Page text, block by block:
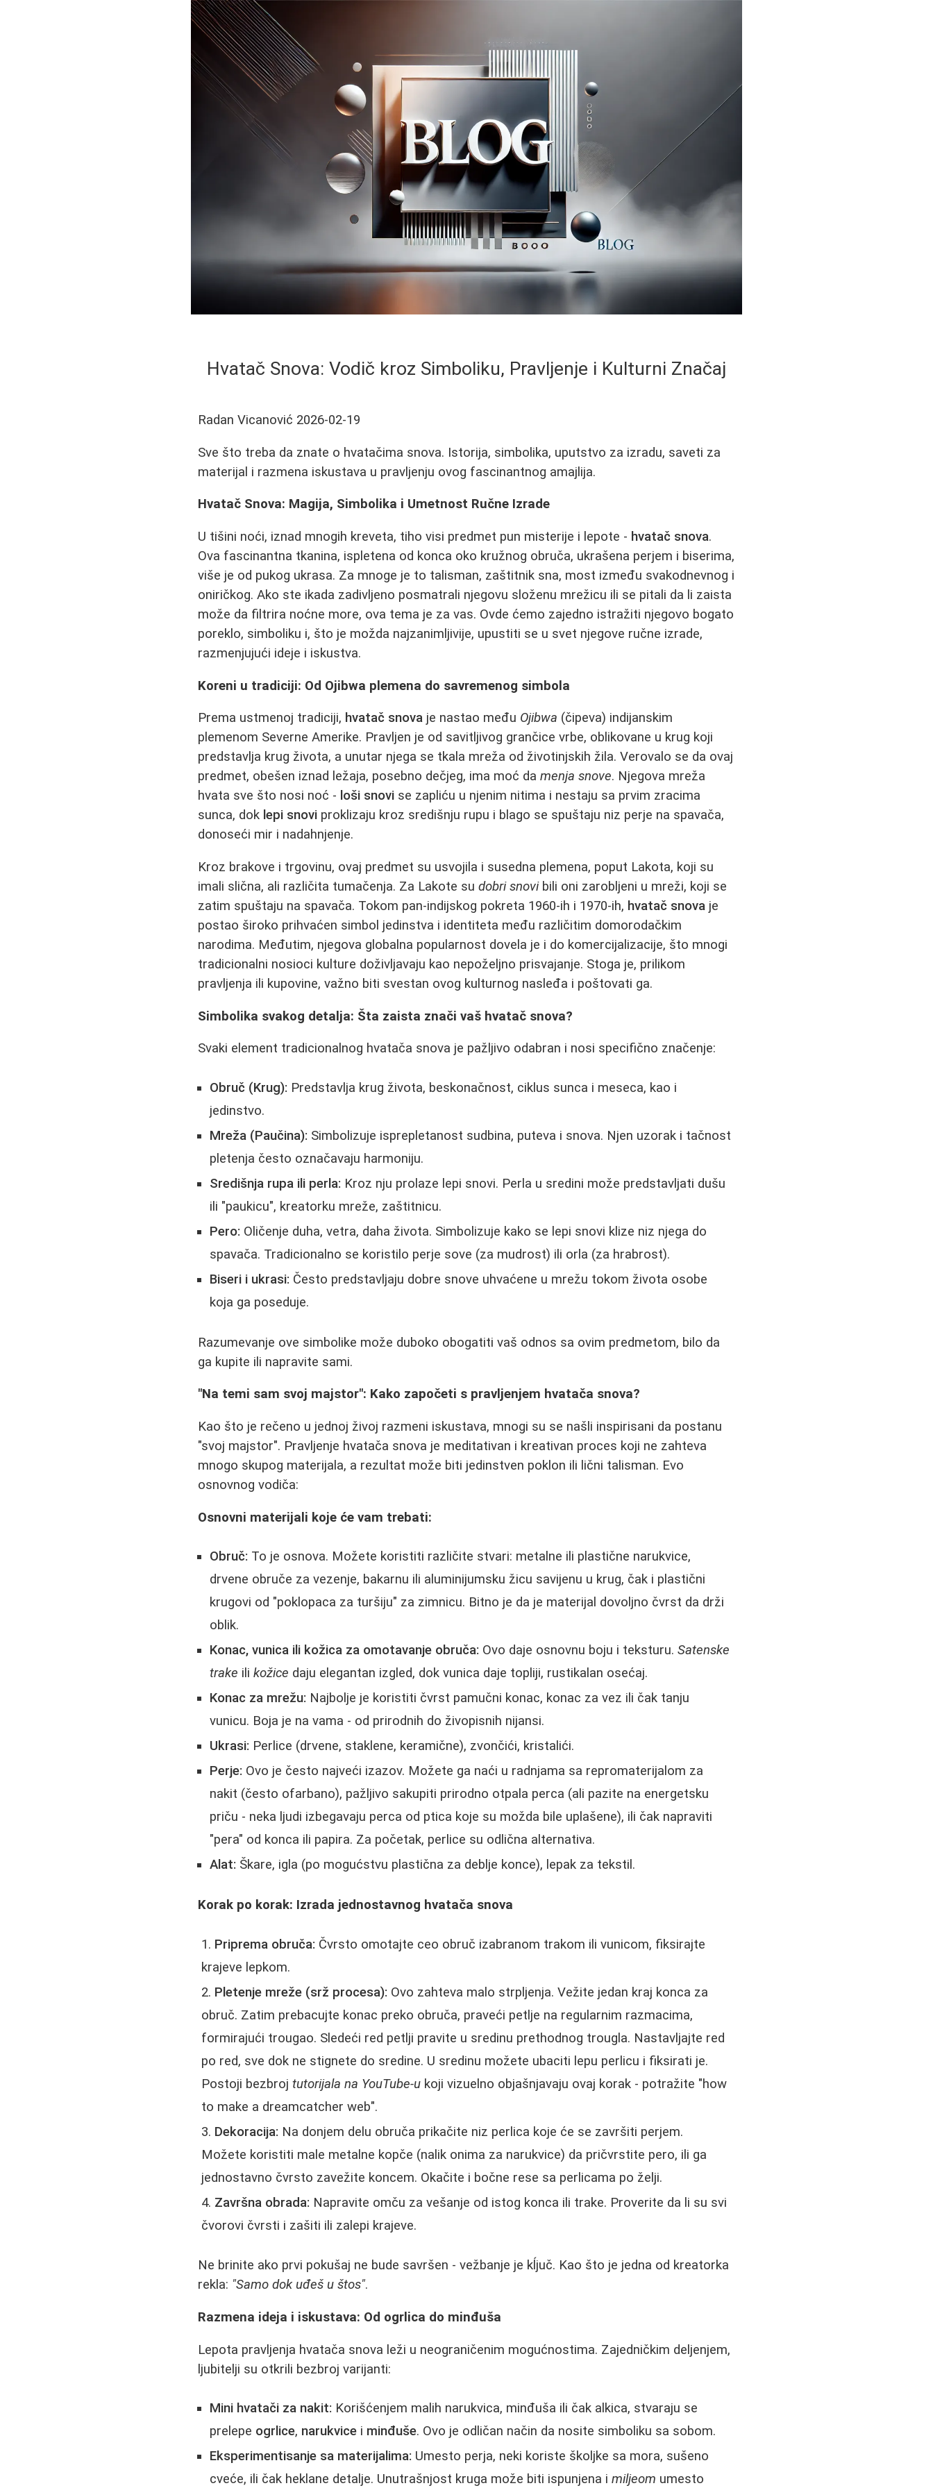
Hvatač Snova: Vodič kroz Simboliku, Pravljenje i Kulturni Značaj
Radan Vicanović 2026-02-19
Sve što treba da znate o hvatačima snova. Istorija, simbolika, uputstvo za izradu, saveti za
materijal i razmena iskustava u pravljenju ovog fascinantnog amajlija.
Hvatač Snova: Magija, Simbolika i Umetnost Ručne Izrade
U tišini noći, iznad mnogih kreveta, tiho visi predmet pun misterije i lepote - hvatač snova.
Ova fascinantna tkanina, ispletena od konca oko kružnog obruča, ukrašena perjem i biserima,
više je od pukog ukrasa. Za mnoge je to talisman, zaštitnik sna, most između svakodnevnog i
oniričkog. Ako ste ikada zadivljeno posmatrali njegovu složenu mrežicu ili se pitali da li zaista
može da filtrira noćne more, ova tema je za vas. Ovde ćemo zajedno istražiti njegovo bogato
poreklo, simboliku i, što je možda najzanimljivije, upustiti se u svet njegove ručne izrade,
razmenjujući ideje i iskustva.
Koreni u tradiciji: Od Ojibwa plemena do savremenog simbola
Prema ustmenoj tradiciji, hvatač snova je nastao među Ojibwa (čipeva) indijanskim
plemenom Severne Amerike. Pravljen je od savitljivog grančice vrbe, oblikovane u krug koji
predstavlja krug života, a unutar njega se tkala mreža od životinjskih žila. Verovalo se da ovaj
predmet, obešen iznad ležaja, posebno dečjeg, ima moć damenja snove. Njegova mreža
hvata sve što nosi noć - loši snovi se zapliću u njenim nitima i nestaju sa prvim zracima
sunca, dok lepi snovi proklizaju kroz središnju rupu i blago se spuštaju niz perje na spavača,
donoseći mir i nadahnjenje.
Kroz brakove i trgovinu, ovaj predmet su usvojila i susedna plemena, poput Lakota, koji su
imali slična, ali različita tumačenja. Za Lakote sudobri snovibili oni zarobljeni u mreži, koji se
zatim spuštaju na spavača. Tokom pan-indijskog pokreta 1960-ih i 1970-ih, hvatač snova je
postao široko prihvaćen simbol jedinstva i identiteta među različitim domorodačkim
narodima. Međutim, njegova globalna popularnost dovela je i do komercijalizacije, što mnogi
tradicionalni nosioci kulture doživljavaju kao nepoželjno prisvajanje. Stoga je, prilikom
pravljenja ili kupovine, važno biti svestan ovog kulturnog nasleđa i poštovati ga.
Simbolika svakog detalja: Šta zaista znači vaš hvatač snova?
Svaki element tradicionalnog hvatača snova je pažljivo odabran i nosi specifično značenje:
Obruč (Krug): Predstavlja krug života, beskonačnost, ciklus sunca i meseca, kao i
jedinstvo.
Mreža (Paučina): Simbolizuje isprepletanost sudbina, puteva i snova. Njen uzorak i tačnost
pletenja često označavaju harmoniju.
Središnja rupa ili perla: Kroz nju prolaze lepi snovi. Perla u sredini može predstavljati dušu
ili "paukicu", kreatorku mreže, zaštitnicu.
Pero: Oličenje duha, vetra, daha života. Simbolizuje kako se lepi snovi klize niz njega do
spavača. Tradicionalno se koristilo perje sove (za mudrost) ili orla (za hrabrost).
Biseri i ukrasi: Često predstavljaju dobre snove uhvaćene u mrežu tokom života osobe
koja ga poseduje.
Razumevanje ove simbolike može duboko obogatiti vaš odnos sa ovim predmetom, bilo da
ga kupite ili napravite sami.
"Na temi sam svoj majstor": Kako započeti s pravljenjem hvatača snova?
Kao što je rečeno u jednoj živoj razmeni iskustava, mnogi su se našli inspirisani da postanu
"svoj majstor". Pravljenje hvatača snova je meditativan i kreativan proces koji ne zahteva
mnogo skupog materijala, a rezultat može biti jedinstven poklon ili lični talisman. Evo
osnovnog vodiča:
Osnovni materijali koje će vam trebati:
Obruč: To je osnova. Možete koristiti različite stvari: metalne ili plastične narukvice,
drvene obruče za vezenje, bakarnu ili aluminijumsku žicu savijenu u krug, čak i plastični
krugovi od "poklopaca za turšiju" za zimnicu. Bitno je da je materijal dovoljno čvrst da drži
oblik.
Konac, vunica ili kožica za omotavanje obruča: Ovo daje osnovnu boju i teksturu.Satenske
trake ilikožice daju elegantan izgled, dok vunica daje topliji, rustikalan osećaj.
Konac za mrežu: Najbolje je koristiti čvrst pamučni konac, konac za vez ili čak tanju
vunicu. Boja je na vama - od prirodnih do živopisnih nijansi.
Ukrasi: Perlice (drvene, staklene, keramične), zvončići, kristalići.
Perje: Ovo je često najveći izazov. Možete ga naći u radnjama sa repromaterijalom za
nakit (često ofarbano), pažljivo sakupiti prirodno otpala perca (ali pazite na energetsku
priču - neka ljudi izbegavaju perca od ptica koje su možda bile uplašene), ili čak napraviti
"pera" od konca ili papira. Za početak, perlice su odlična alternativa.
Alat: Škare, igla (po mogućstvu plastična za deblje konce), lepak za tekstil.
Korak po korak: Izrada jednostavnog hvatača snova
Priprema obruča: Čvrsto omotajte ceo obruč izabranom trakom ili vunicom, fiksirajte
krajeve lepkom.
Pletenje mreže (srž procesa): Ovo zahteva malo strpljenja. Vežite jedan kraj konca za
obruč. Zatim prebacujte konac preko obruča, praveći petlje na regularnim razmacima,
formirajući trougao. Sledeći red petlji pravite u sredinu prethodnog trougla. Nastavljajte red
po red, sve dok ne stignete do sredine. U sredinu možete ubaciti lepu perlicu i fiksirati je.
Postoji bezbrojtutorijala na YouTube-u koji vizuelno objašnjavaju ovaj korak - potražite "how
to make a dreamcatcher web".
Dekoracija: Na donjem delu obruča prikačite niz perlica koje će se završiti perjem.
Možete koristiti male metalne kopče (nalik onima za narukvice) da pričvrstite pero, ili ga
jednostavno čvrsto zavežite koncem. Okačite i bočne rese sa perlicama po želji.
Završna obrada: Napravite omču za vešanje od istog konca ili trake. Proverite da li su svi
čvorovi čvrsti i zašiti ili zalepi krajeve.
Ne brinite ako prvi pokušaj ne bude savršen - vežbanje je kĺjuč. Kao što je jedna od kreatorka
rekla: "Samo dok uđeš u štos".
Razmena ideja i iskustava: Od ogrlica do minđuša
Lepota pravljenja hvatača snova leži u neograničenim mogućnostima. Zajedničkim deljenjem,
ljubitelji su otkrili bezbroj varijanti:
Mini hvatači za nakit: Korišćenjem malih narukvica, minđuša ili čak alkica, stvaraju se
prelepe ogrlice, narukvice i minđuše. Ovo je odličan način da nosite simboliku sa sobom.
Eksperimentisanje sa materijalima: Umesto perja, neki koriste školjke sa mora, sušeno
cveće, ili čak heklane detalje. Unutrašnjost kruga može biti ispunjena imiljeom umesto